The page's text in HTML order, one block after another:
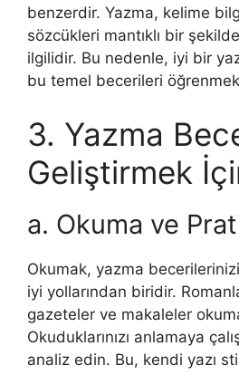
benzerdir. Yazma, kelime
sözcükleri mantıklı bir
ilgilidir. Bu nedenle, iyi bir
bu temel becerileri
3. Yazma
Geliştirmek
a. Okuma ve
Okumak, yazma
iyi yollarından biridir.
gazeteler ve makaleler
Okuduklarınızı anlamaya
analiz edin. Bu, kendi yazı